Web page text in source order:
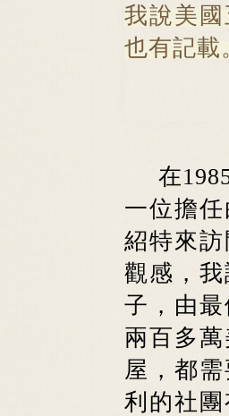
我說美
也有記載
在
一位擔
紹特來
觀感，
子，由
兩百多
屋，都
利的社